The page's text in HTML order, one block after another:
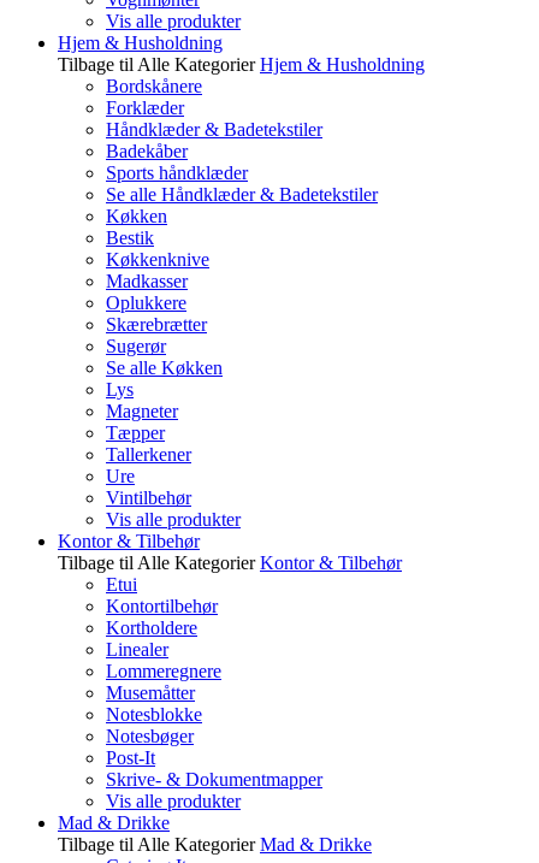
Vis alle produkter
Hjem & Husholdning
Tilbage til Alle Kategorier Hjem & Husholdning
Bordskånere
Forklæder
Håndklæder & Badetekstiler
Badekåber
Sports håndklæder
Se alle Håndklæder & Badetekstiler
Køkken
Bestik
Køkkenknive
Madkasser
Oplukkere
Skærebrætter
Sugerør
Se alle Køkken
Lys
Magneter
Tæpper
Tallerkener
Ure
Vintilbehør
Vis alle produkter
Kontor & Tilbehør
Tilbage til Alle Kategorier Kontor & Tilbehør
Etui
Kontortilbehør
Kortholdere
Linealer
Lommeregnere
Musemåtter
Notesblokke
Notesbøger
Post-It
Skrive- & Dokumentmapper
Vis alle produkter
Mad & Drikke
Tilbage til Alle Kategorier Mad & Drikke